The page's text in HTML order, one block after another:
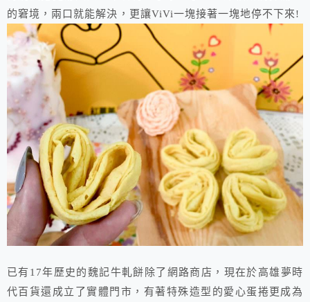
的窘境，兩口就能解決，更讓ViVi一塊接著一塊地停不下來!
已有17年歷史的魏記牛軋餅除了網路商店，現在於高雄夢時
代百貨還成立了實體門市，有著特殊造型的愛心蛋捲更成為